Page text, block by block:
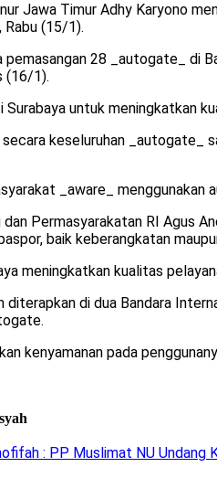
Jawa Timur Adhy Karyono
Rabu (15/1).
pemasangan 28 _autogate_ di
(16/1).
untuk meningkatkan
secara keseluruhan
_aware_
Permasyarakatan RI Agus
baik keberangkatan
meningkatkan kualitas
di dua Bandara
kenyamanan pada
: PP Muslimat NU Undang